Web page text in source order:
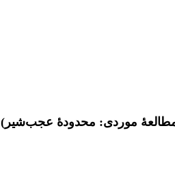
موردی: محدودۀ عجب‌شیر)